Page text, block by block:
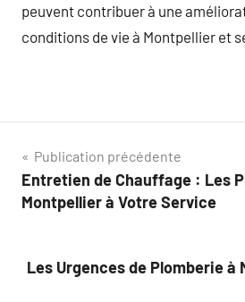
peuvent contribuer à une
conditions de vie à Montpellier et
Navigation
de
Publication précédente
Entretien de Chauffage : Les
Montpellier à Votre Service
Les Urgences de Plomberie à